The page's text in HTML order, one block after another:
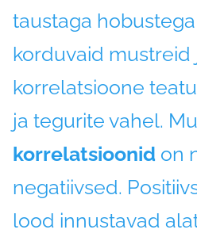
taustaga
korduvaid mustreid
korrelatsioone
ja tegurite vahel.
korrelatsioonid on
negatiivsed.
lood innustavad